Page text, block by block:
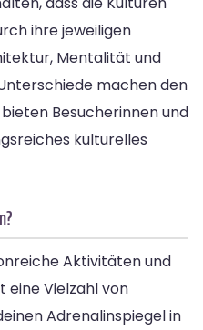
ihre jeweiligen
Mentalität und
machen den
Besucherinnen und
kulturelles
Aktivitäten und
eine Vielzahl von
Adrenalinspiegel in